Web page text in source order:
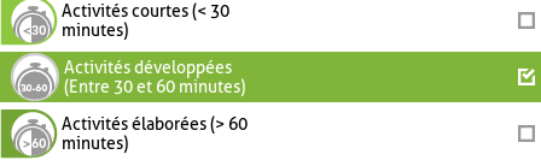
Activités courtes (< 30
minutes)
Activités développées
(Entre 30 et 60 minutes)
Activités élaborées (> 60
minutes)